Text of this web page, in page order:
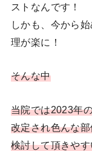
ストなんです！
しかも、今から
理が楽に！
そんな中
当院では2023年
改定され色んな
検討して頂きや